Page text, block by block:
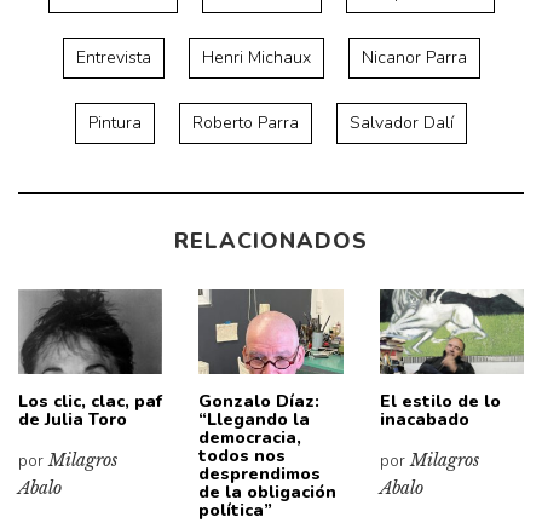
Entrevista Henri Michaux Nicanor Parra
Pintura Roberto Parra Salvador Dalí
RELACIONADOS
Los clic, clac, paf
de Julia Toro
porMilagros
Abalo
Gonzalo Díaz:
“Llegando la
democracia,
todos nos
desprendimos
de la obligación
política”
El estilo de lo
inacabado
porMilagros
Abalo